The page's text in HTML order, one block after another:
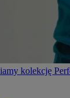
kolekcję